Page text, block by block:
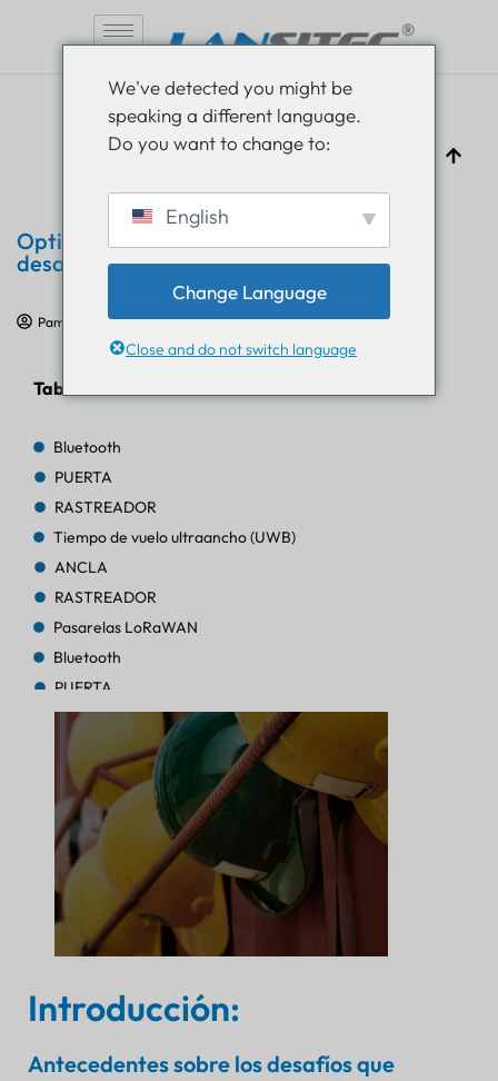
Optimización de la respuesta ante
desastres
Pam Luthra 1 de mayo de 2024 Casos prácticos de IoT
Tabla de contenido
Bluetooth
PUERTA
RASTREADOR
Tiempo de vuelo ultraancho (UWB)
ANCLA
RASTREADOR
Pasarelas LoRaWAN
Bluetooth
PUERTA
RASTREADOR
RASTREADOR
AoA de Bluetooth
PUERTA
Bluetooth
PUERTA
Bluetooth
PUERTA
RASTREADOR
SENSOR
Introducción:
Antecedentes sobre los desafíos que
We've detected you might be
speaking a different language.
Do you want to change to:
English
Change Language
Close and do not switch language